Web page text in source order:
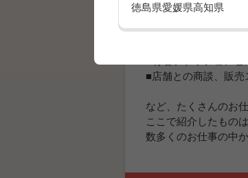
徳島県愛媛県高知県
■家電量販店や携帯
■通信速度の速さ、
■店舗との商談、販
など、たくさんのお
ここで紹介したもの
数多くのお仕事の中